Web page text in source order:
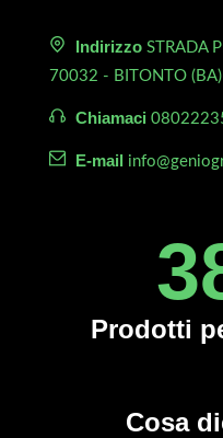
Indirizzo STRADA
70032 - BITONTO (BA)
Chiamaci
E-mail
Prodotti
Cosa